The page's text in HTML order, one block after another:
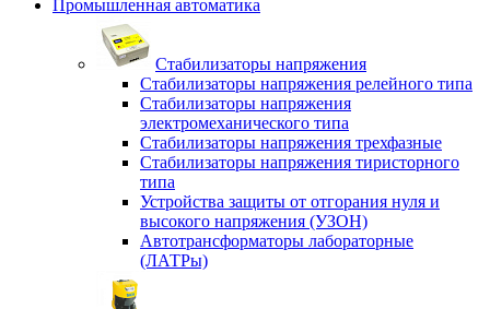
Промышленная автоматика
Стабилизаторы напряжения
Стабилизаторы напряжения релейного типа
Стабилизаторы напряжения
электромеханического типа
Стабилизаторы напряжения трехфазные
Стабилизаторы напряжения тиристорного
типа
Устройства защиты от отгорания нуля и
высокого напряжения (УЗОН)
Автотрансформаторы лабораторные
(ЛАТРы)